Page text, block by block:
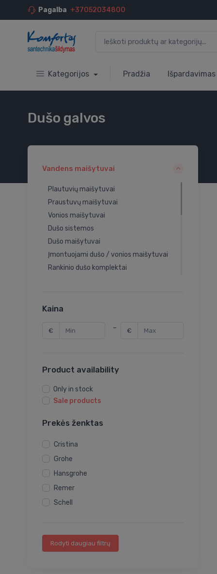
Pagalba +37052034800
Kategorijos Pradžia Išpardavimas
Dušo galvos
Vandens maišytuvai
Plautuvių maišytuvai
Praustuvų maišytuvai
Vonios maišytuvai
Dušo sistemos
Dušo maišytuvai
Įmontuojami dušo / vonios maišytuvai
Rankinio dušo komplektai
Dušo žarnos
Bidė maišytuvai
Vandens maišytuvų atsarginės dalys
Vandens maišytuvų komplektai su filtru
Rankinio dušo laikikliai
Pisuarų dozatoriai
Vandens maišytuvų komplektai
Vandens maišytuvų priedai
Priedai plautuvių maišytuvams
WC nuplovimo vožtuvai
Kaina
€ - €
Product availability
Only in stock
Sale products
Prekės ženktas
Cristina
Grohe
Hansgrohe
Remer
Schell
Rodyti daugiau filtrų